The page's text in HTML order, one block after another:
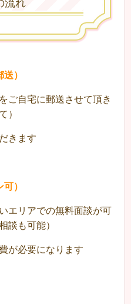
流れ
）
ご自宅に郵送させて頂き
）
きます
）
エリアでの無料面談が可
談も可能）
が必要になります